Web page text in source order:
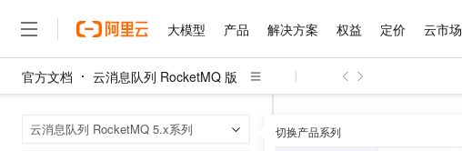
大模型 产品 解决方案 权益 定价 云市场
官方文档 云消息队列 RocketMQ 版
云消息队列 RocketMQ 5.x系列 切换产品系列
大模型
产品 精选产品
大模型服务平台百炼
解决方案 精选解决方案
千问办公，解锁你的工作新方式
权益 普惠上云
普惠上云 官方力荐
定价 产品定价
了解云产品的定价详情
云市场 精选商城
网站建设
伙伴 成为销售伙伴
分销伙伴
服务 售前咨询
在线服务
了解阿里云 为什么选择阿里云
什么是云计算